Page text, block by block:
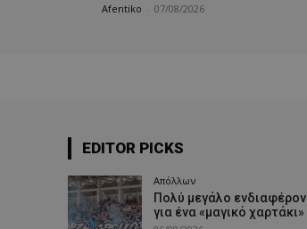
Afentiko 07/08/2026
EDITOR PICKS
Απόλλων
Πολύ μεγάλο ενδιαφέρον
για ένα «μαγικό χαρτάκι»